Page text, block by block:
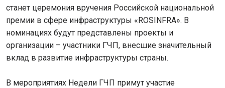
станет церемония вручения Российской национальной
премии в сфере инфраструктуры «ROSINFRA». В
номинациях будут представлены проекты и
организации – участники ГЧП, внесшие значительный
вклад в развитие инфраструктуры страны.
В мероприятиях Недели ГЧП примут участие